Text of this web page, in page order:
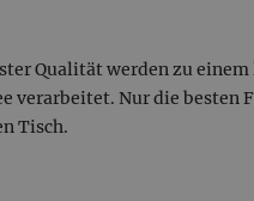
Qualität werden zu
verarbeitet. Nur die besten
Tisch.